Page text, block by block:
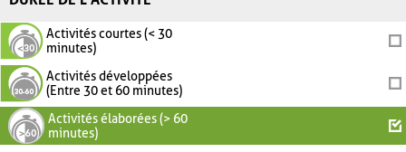
Activités courtes (< 30
minutes)
Activités développées
(Entre 30 et 60 minutes)
Activités élaborées (> 60
minutes)